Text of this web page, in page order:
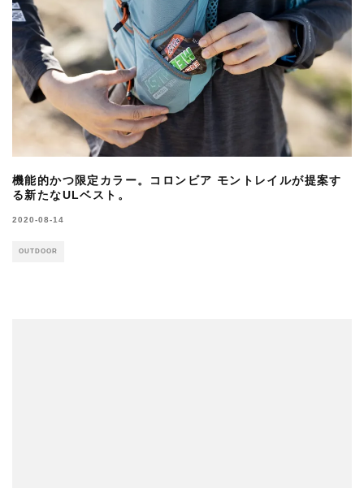
機能的かつ限定カラー。コロンビア モントレイルが提案す
る新たなULベスト。
2020-08-14
OUTDOOR